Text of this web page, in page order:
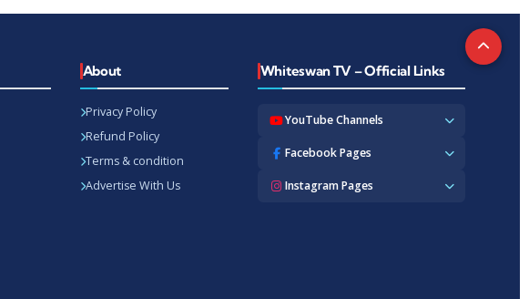
About
Privacy Policy
Refund Policy
Terms & condition
Advertise With Us
Whiteswan TV – Official Links
YouTube Channels
Whiteswan TV News
Whiteswan Kerala
Facebook Pages
Whiteswan TV News
Instagram Pages